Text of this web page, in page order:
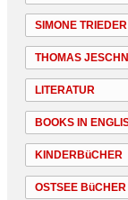
SIMONE TRIEDER
THOMAS
LITERATUR
BOOKS IN
KINDERBüCHER
OSTSEE BüCHER